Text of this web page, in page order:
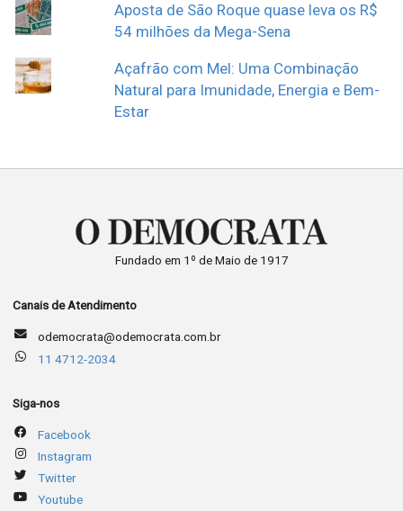
Aposta de São Roque quase leva os R$
54 milhões da Mega-Sena
Açafrão com Mel: Uma Combinação
Natural para Imunidade, Energia e Bem-
Estar
Fundado em 1º de Maio de 1917
Canais de Atendimento
odemocrata@odemocrata.com.br
11 4712-2034
Siga-nos
Facebook
Instagram
Twitter
Youtube